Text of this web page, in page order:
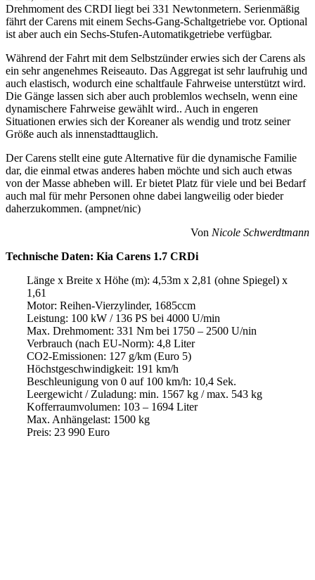
Drehmoment des CRDI liegt bei 331 Newtonmetern. Serienmäßig
fährt der Carens mit einem Sechs-Gang-Schaltgetriebe vor. Optional
ist aber auch ein Sechs-Stufen-Automatikgetriebe verfügbar.
Während der Fahrt mit dem Selbstzünder erwies sich der Carens als
ein sehr angenehmes Reiseauto. Das Aggregat ist sehr laufruhig und
auch elastisch, wodurch eine schaltfaule Fahrweise unterstützt wird.
Die Gänge lassen sich aber auch problemlos wechseln, wenn eine
dynamischere Fahrweise gewählt wird.. Auch in engeren
Situationen erwies sich der Koreaner als wendig und trotz seiner
Größe auch als innenstadttauglich.
Der Carens stellt eine gute Alternative für die dynamische Familie
dar, die einmal etwas anderes haben möchte und sich auch etwas
von der Masse abheben will. Er bietet Platz für viele und bei Bedarf
auch mal für mehr Personen ohne dabei langweilig oder bieder
daherzukommen. (ampnet/nic)
Von Nicole Schwerdtmann
Technische Daten: Kia Carens 1.7 CRDi
Länge x Breite x Höhe (m): 4,53m x 2,81 (ohne Spiegel) x
1,61
Motor: Reihen-Vierzylinder, 1685ccm
Leistung: 100 kW / 136 PS bei 4000 U/min
Max. Drehmoment: 331 Nm bei 1750 – 2500 U/nin
Verbrauch (nach EU-Norm): 4,8 Liter
CO2-Emissionen: 127 g/km (Euro 5)
Höchstgeschwindigkeit: 191 km/h
Beschleunigung von 0 auf 100 km/h: 10,4 Sek.
Leergewicht / Zuladung: min. 1567 kg / max. 543 kg
Kofferraumvolumen: 103 – 1694 Liter
Max. Anhängelast: 1500 kg
Preis: 23 990 Euro